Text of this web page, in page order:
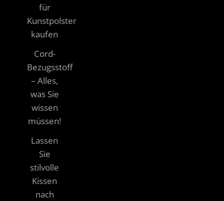
für
Kunstpolster
kaufen
Cord-
Bezugsstoff
– Alles,
was Sie
wissen
müssen!
Lassen
Sie
stilvolle
Kissen
nach